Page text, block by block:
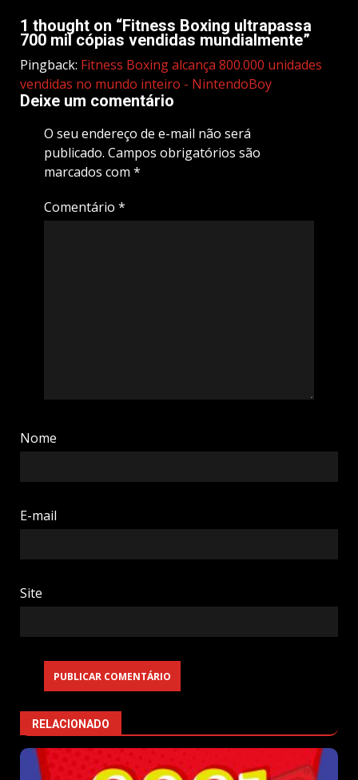
1 thought on “Fitness Boxing ultrapassa
700 mil cópias vendidas mundialmente”
Pingback: Fitness Boxing alcança 800.000 unidades
vendidas no mundo inteiro - NintendoBoy
Deixe um comentário
O seu endereço de e-mail não será
publicado. Campos obrigatórios são
marcados com *
Comentário *
Nome
E-mail
Site
RELACIONADO